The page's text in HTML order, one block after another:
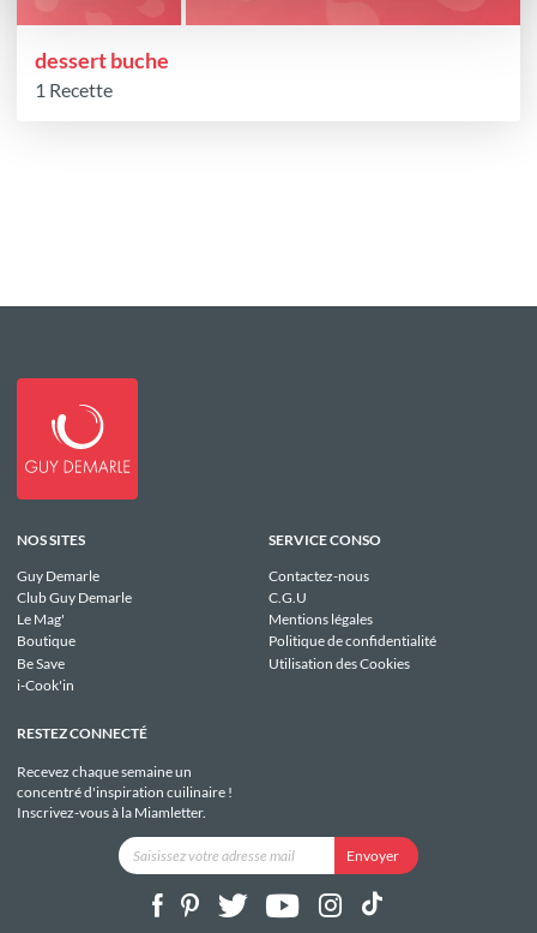
dessert buche
1 Recette
NOS SITES
Guy Demarle
Club Guy Demarle
Le Mag'
Boutique
Be Save
i-Cook'in
SERVICE CONSO
Contactez-nous
C.G.U
Mentions légales
Politique de confidentialité
Utilisation des Cookies
RESTEZ CONNECTÉ
Recevez chaque semaine un
concentré d'inspiration cuilinaire !
Inscrivez-vous à la Miamletter.